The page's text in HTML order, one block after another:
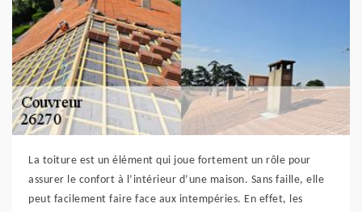
La toiture est un élément qui joue fortement un rôle pour
assurer le confort à l’intérieur d’une maison. Sans faille, elle
peut facilement faire face aux intempéries. En effet, les